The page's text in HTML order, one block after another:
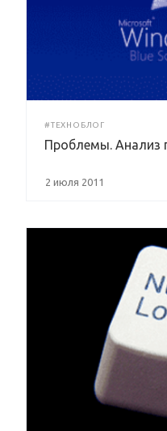
#ТЕХНОБЛОГ
Проблемы. Анализ
2 июля 2011